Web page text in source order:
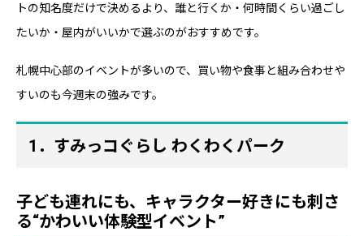
トの知名度だけで決めるより、誰と行くか・何時間くらい過ごし
たいか・屋内がいいかで選ぶのがおすすめです。
札幌中心部のイベントが多いので、買い物や食事と組み合わせや
すいのも今週末の強みです。
1．すみっコぐらし わくわくパーク
子ども連れにも、キャラクター好きにも刺さ
る“かわいい体験型イベント”